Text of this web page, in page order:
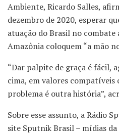
Ambiente, Ricardo Salles,
dezembro de 2020, esperar
atuação do Brasil no
Amazônia coloquem “a mão
“Dar palpite de graça é fácil,
cima, em valores compatíveis
problema é outra história”,
Sobre esse assunto, a Rádio
site Sputnik Brasil – mídias da